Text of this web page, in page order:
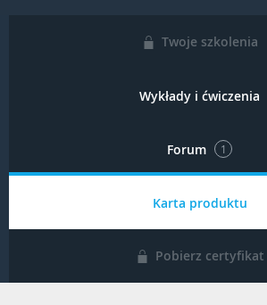
Twoje szkolenia
Wykłady i ćwiczenia
Forum 1
Karta produktu
Pobierz certyfikat